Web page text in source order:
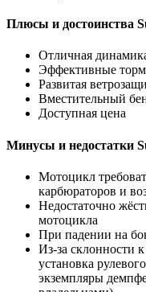
Плюсы и достоинства
Отличная
Эффективные
Развитая
Вместительный
Доступная цена
Минусы и недостатки
Мотоцикл
карбюраторов и
Недостаточно
мотоцикла
При падении на
Из-за склонности
установка
экземпляры